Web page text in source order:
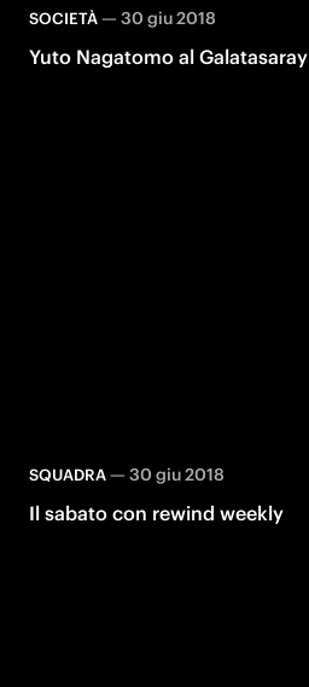
SOCIETÀ— 30 giu 2018
Yuto Nagatomo al Galatasaray
SQUADRA— 30 giu 2018
Il sabato con rewind weekly